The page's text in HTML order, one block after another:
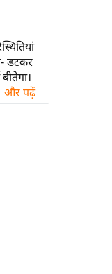
डटकर
और पढ़ें